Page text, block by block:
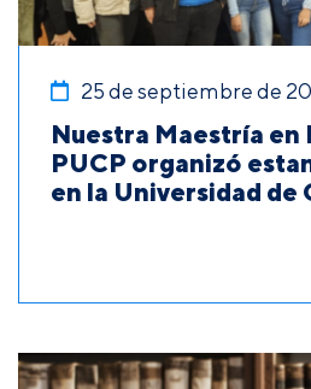
25 de septiembre de
Nuestra Maestría en
PUCP organizó
en la Universidad de